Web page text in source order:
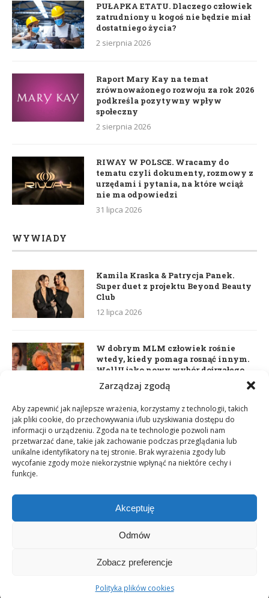
Zarządzaj zgodą
Aby zapewnić jak najlepsze wrażenia, korzystamy z technologii, takich
jak pliki cookie, do przechowywania i/lub uzyskiwania dostępu do
informacji o urządzeniu. Zgoda na te technologie pozwoli nam
przetwarzać dane, takie jak zachowanie podczas przeglądania lub
unikalne identyfikatory na tej stronie. Brak wyrażenia zgody lub
wycofanie zgody może niekorzystnie wpłynąć na niektóre cechy i
funkcje.
Akceptuję
Odmów
Zobacz preferencje
Polityka plików cookies
PUŁAPKA ETATU. Dlaczego człowiek
zatrudniony u kogoś nie będzie miał
dostatniego życia?
2 sierpnia 2026
Raport Mary Kay na temat
zrównoważonego rozwoju za rok 2026
podkreśla pozytywny wpływ
społeczny
2 sierpnia 2026
RIWAY W POLSCE. Wracamy do
tematu czyli dokumenty, rozmowy z
urzędami i pytania, na które wciąż
nie ma odpowiedzi
31 lipca 2026
WYWIADY
Kamila Kraska & Patrycja Panek.
Super duet z projektu Beyond Beauty
Club
12 lipca 2026
W dobrym MLM człowiek rośnie
wtedy, kiedy pomaga rosnąć innym.
WellU jako nowy wybór dojrzałego
lidera
Daria Dudzik. Kocham Cię
17 kwietnia 2026
World